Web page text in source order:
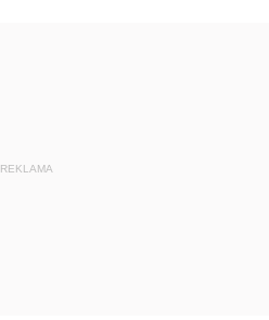
REKLAMA